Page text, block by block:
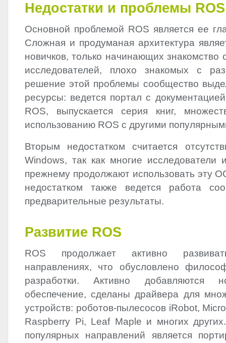
Недостатки и проблемы ROS
Основной проблемой ROS является ее
Сложная и продуманая архитектура
новичков, только начинающих знакомство
исследователей, плохо знакомых с
решение этой проблемы сообщество
ресурсы: ведется портал с
ROS, выпускается серия книг,
использованию ROS с другими
Вторым недостатком считается
Windows, так как многие исследователи
прежнему продолжают использовать эту
недостатком также ведется работа
предварительные результаты.
Развитие ROS
ROS продолжает активно
направлениях, что обусловлено
разработки. Активно добавляются
обеспечение, сделаны драйвера для
устройств: роботов-пылесосов iRobot,
Raspberry Pi, Leaf Maple и многих
популярных направлений является